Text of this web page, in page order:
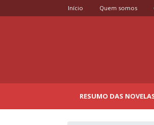
Início Quem somos
RESUMO DAS